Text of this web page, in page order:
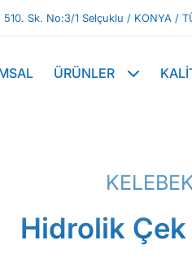
Sk. No:3/1 Selçuklu / KONYA /
ÜRÜNLER
Hidrolik